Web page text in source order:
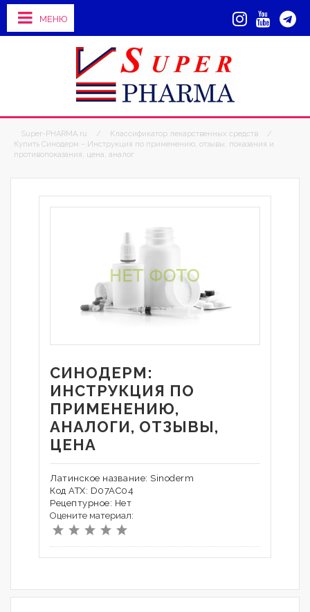
МЕНЮ
Super-PHARMA.ru / Классификатор лекарственных средств
/
Купить Синодерм – Инструкция по применению, отзывы, показания и
противопоказания, цена, аналог
СИНОДЕРМ:
ИНСТРУКЦИЯ ПО
ПРИМЕНЕНИЮ,
АНАЛОГИ, ОТЗЫВЫ,
ЦЕНА
Латинское название: Sinoderm
Код АТХ: D07AC04
Рецептурное: Нет
Оцените материал: